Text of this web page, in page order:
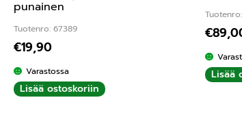
punainen
Tuotenro: 67389
€19,90
Varastossa
Lisää ostoskoriin
€
Lisää